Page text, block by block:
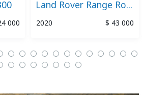
000
Land Rover Range Rover Sport
2020 $ 43 000